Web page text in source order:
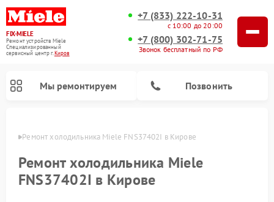
FIX-MIELE
Ремонт устройств Miele
Специализированный
cервисный центр г.Киров
+7 (833) 222-10-31
с 10:00 до 20:00
+7 (800) 302-71-75
Звонок бесплатный по РФ
Мы ремонтируем Позвонить
Ремонт холодильника Miele FNS37402I в Кирове
Ремонт холодильника Miele
FNS37402I в Кирове